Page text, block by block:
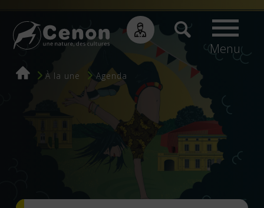
Menu
Fil
À la une Agenda